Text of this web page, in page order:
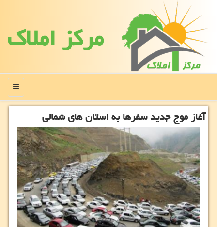
مركز املاك
منو
آغاز موج جدید سفرها به استان های شمالی